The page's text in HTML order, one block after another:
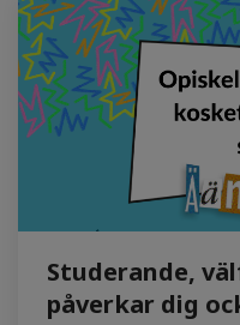
Studerande,
påverkar dig